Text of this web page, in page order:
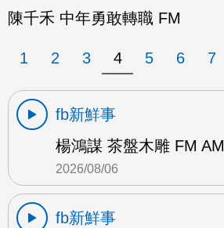
陳千禾 中年勇敢轉職 FM
1 2 3 4 5 6 7
fb新鮮事
楊鴻謀 茶盤木雕 FM AM
2026/08/06
fb新鮮事